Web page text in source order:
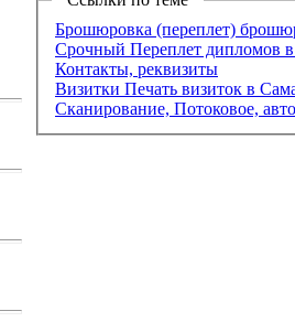
Брошюровка (переплет)
Срочный Переплет дипломов
Контакты, реквизиты
Визитки Печать визиток в
Сканирование, Потоковое,